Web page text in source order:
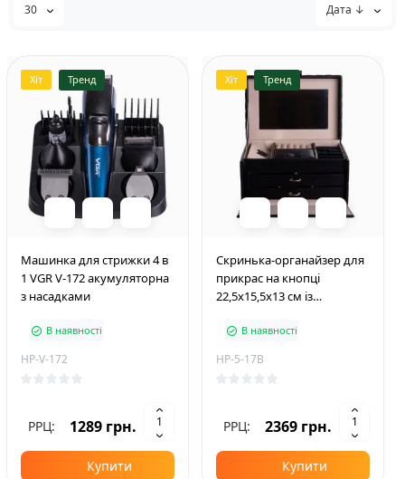
30 Дата ↓
Хіт Тренд
Машинка для стрижки 4 в
1 VGR V-172 акумуляторна
з насадками
В наявності
HP-V-172
РРЦ: 1289 грн.
Купити
Хіт Тренд
Скринька-органайзер для
прикрас на кнопці
22,5х15,5х13 см із
В наявності
HP-5-17B
РРЦ: 2369 грн.
Купити